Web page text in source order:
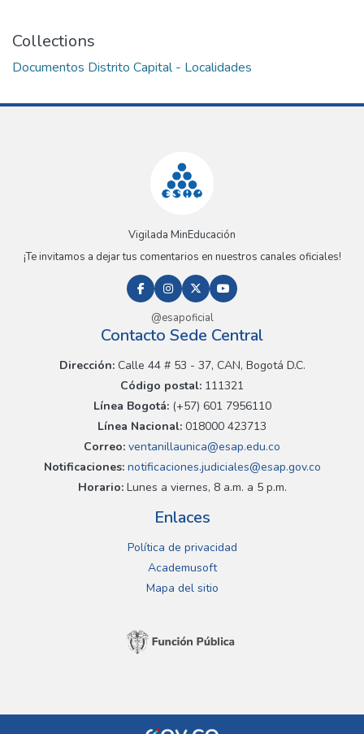
Collections
Documentos Distrito Capital - Localidades
Vigilada MinEducación
¡Te invitamos a dejar tus comentarios en nuestros canales oficiales!
@esapoficial
Contacto Sede Central
Dirección:Calle 44 # 53 - 37, CAN, Bogotá D.C.
Código postal: 111321
Línea Bogotá:(+57) 601 7956110
Línea Nacional: 018000 423713
Correo: ventanillaunica@esap.edu.co
Notificaciones:notificaciones.judiciales@esap.gov.co
Horario:Lunes a viernes, 8 a.m. a 5 p.m.
Enlaces
Política de privacidad
Academusoft
Mapa del sitio